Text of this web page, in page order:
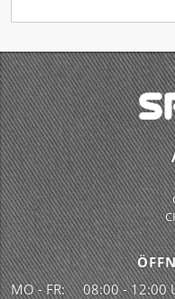
MO - FR:
08:00 - 12:00